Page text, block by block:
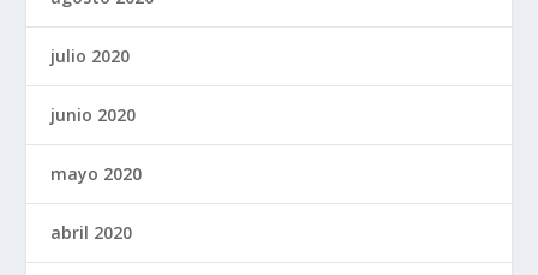
julio 2020
junio 2020
mayo 2020
abril 2020